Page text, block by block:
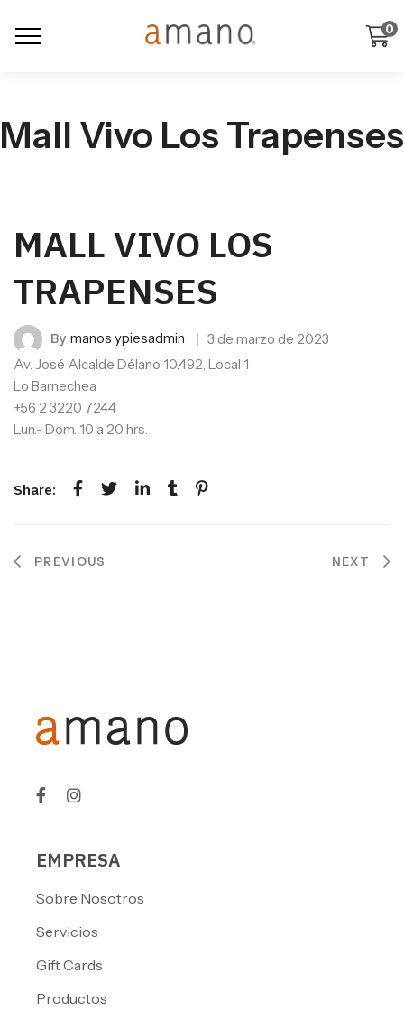
0
Mall Vivo Los Trapenses
MALL VIVO LOS
TRAPENSES
By manos ypiesadmin
3 de marzo de 2023
Av. José Alcalde Délano 10.492, Local 1
Lo Barnechea
+56 2 3220 7244
Lun.- Dom. 10 a 20 hrs.
Share:
NAVEGACIÓN
PREVIOUS NEXT
EMPRESA
Sobre Nosotros
Servicios
Gift Cards
Productos